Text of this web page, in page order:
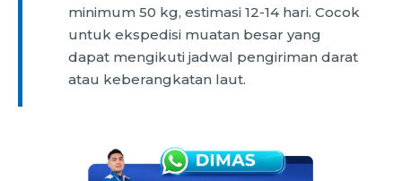
minimum 50 kg, estimasi 12-14 hari. Cocok
untuk ekspedisi muatan besar yang
dapat mengikuti jadwal pengiriman darat
atau keberangkatan laut.